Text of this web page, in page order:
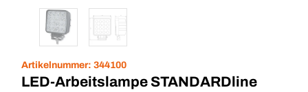
Artikelnummer: 344100
LED-Arbeitslampe STANDARDline